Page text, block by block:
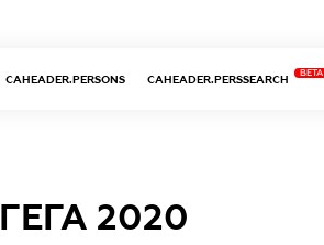
CAHEADER.PERSONS CAHEADER.PERSSEARCH
BETA
ГЕГА 2020